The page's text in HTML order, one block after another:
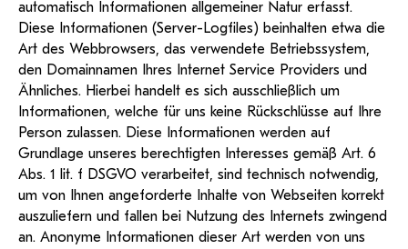
automatisch Informationen allgemeiner Natur erfasst.
Diese Informationen (Server-Logfiles) beinhalten etwa die
Art des Webbrowsers, das verwendete Betriebssystem,
den Domainnamen Ihres Internet Service Providers und
Ähnliches. Hierbei handelt es sich ausschließlich um
Informationen, welche für uns keine Rückschlüsse auf Ihre
Person zulassen. Diese Informationen werden auf
Grundlage unseres berechtigten Interesses gemäß Art. 6
Abs. 1 lit. f DSGVO verarbeitet, sind technisch notwendig,
um von Ihnen angeforderte Inhalte von Webseiten korrekt
auszuliefern und fallen bei Nutzung des Internets zwingend
an. Anonyme Informationen dieser Art werden von uns
recherchierte Kurzvideos und
Dokumentationen in
öffentlich-rechtlicher Qualität.
Support
wissenschaftlichen Arbeiten
Anleitung
Antragsformular
Konto
Web-basiertes Tool zum
sicheren Versand großer
Dateien.
ServiceWebHilfe
BA/MA Anträge,
Forschungsanträge, Formulare,
…
Support-Webadmin
PH Online Hilfe
Hilfe & Support
Bitte kontaktieren Sie unsere Mitarbeiter:innen nicht über
die persönliche Mailadresse, sondern über den oben
angegebenen Hilfebutton.
Service
Ideen und Verbesserungen Campus